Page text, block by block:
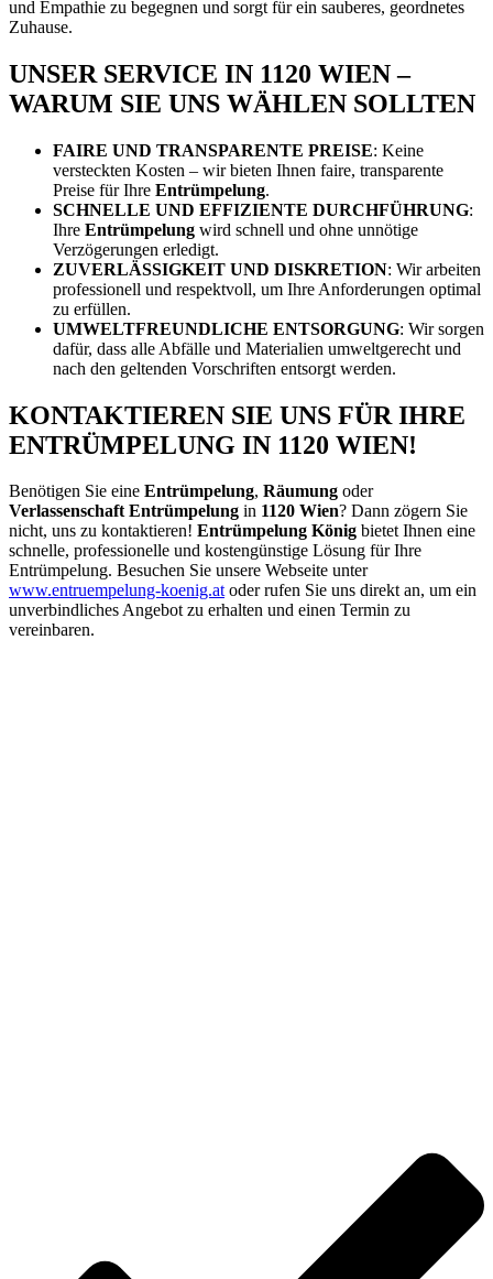
und Empathie zu begegnen und sorgt für ein sauberes, geordnetes
Zuhause.
UNSER SERVICE IN 1120 WIEN –
WARUM SIE UNS WÄHLEN SOLLTEN
FAIRE UND TRANSPARENTE PREISE: Keine
versteckten Kosten – wir bieten Ihnen faire, transparente
Preise für Ihre Entrümpelung.
SCHNELLE UND EFFIZIENTE DURCHFÜHRUNG:
Ihre Entrümpelung wird schnell und ohne unnötige
Verzögerungen erledigt.
ZUVERLÄSSIGKEIT UND DISKRETION: Wir arbeiten
professionell und respektvoll, um Ihre Anforderungen optimal
zu erfüllen.
UMWELTFREUNDLICHE ENTSORGUNG: Wir sorgen
dafür, dass alle Abfälle und Materialien umweltgerecht und
nach den geltenden Vorschriften entsorgt werden.
KONTAKTIEREN SIE UNS FÜR IHRE
ENTRÜMPELUNG IN 1120 WIEN!
Benötigen Sie eine Entrümpelung, Räumung oder
Verlassenschaft Entrümpelung in 1120 Wien? Dann zögern Sie
nicht, uns zu kontaktieren! Entrümpelung König bietet Ihnen eine
schnelle, professionelle und kostengünstige Lösung für Ihre
Entrümpelung. Besuchen Sie unsere Webseite unter
www.entruempelung-koenig.atoder rufen Sie uns direkt an, um ein
unverbindliches Angebot zu erhalten und einen Termin zu
vereinbaren.